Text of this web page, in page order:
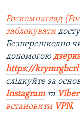
Роскомнагляд
заблокувати
Безперешкодно
допомогою
https://
слідкуйте за
Instagramта Viber
встановити VPN.